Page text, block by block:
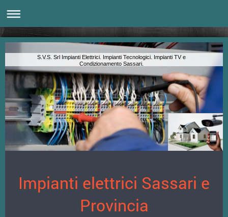
S.V.S. Srl Impianti Elettrici. Impianti Tecnologici. Impianti TV e
Condizionamento Sassari.
Impianti elettrici Sassari e
Provincia